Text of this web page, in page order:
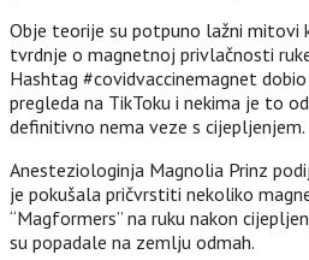
Obje teorije su potpuno lažni mitovi
tvrdnje o magnetnoj privlačnosti
Hashtag #covidvaccinemagnet
pregleda na TikToku i nekima je to
definitivno nema veze s cijepljenjem.
Anesteziologinja Magnolia Prinz
je pokušala pričvrstiti nekoliko
“Magformers” na ruku nakon
su popadale na zemlju odmah.